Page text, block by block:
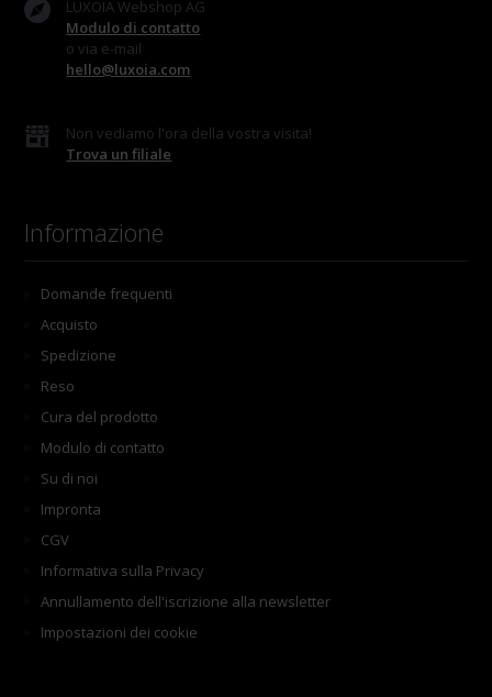
LUXOIA Webshop AG
Modulo di contatto
o via e-mail
hello@luxoia.com
Non vediamo l'ora della vostra visita!
Trova un filiale
Informazione
Domande frequenti
Acquisto
Spedizione
Reso
Cura del prodotto
Modulo di contatto
Su di noi
Impronta
CGV
Informativa sulla Privacy
Annullamento dell'iscrizione alla newsletter
Impostazioni dei cookie